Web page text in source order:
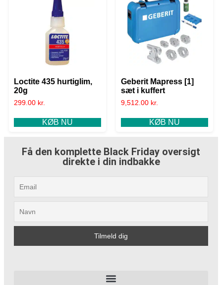
Loctite 435 hurtiglim,
20g
299.00 kr.
KØB NU
Geberit Mapress [1]
sæt i kuffert
9,512.00 kr.
KØB NU
Få den komplette Black Friday oversigt
direkte i din indbakke